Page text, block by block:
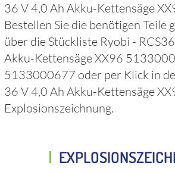
36 V 4,0 Ah Akku-Kettensäge
Bestellen Sie die benötigen Teile
über die Stückliste Ryobi -
Akku-Kettensäge XX96
5133000677 oder per Klick in
36 V 4,0 Ah Akku-Kettensäge
Explosionszeichnung.